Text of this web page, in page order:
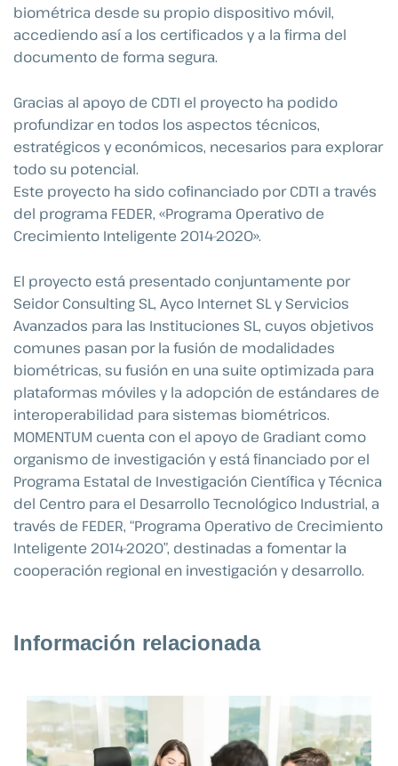
biométrica desde su propio dispositivo móvil,
accediendo así a los certificados y a la firma del
documento de forma segura.
Gracias al apoyo de CDTI el proyecto ha podido
profundizar en todos los aspectos técnicos,
estratégicos y económicos, necesarios para explorar
todo su potencial.
Este proyecto ha sido cofinanciado por CDTI a través
del programa FEDER, «Programa Operativo de
Crecimiento Inteligente 2014-2020».
El proyecto está presentado conjuntamente por
Seidor Consulting SL, Ayco Internet SL y Servicios
Avanzados para las Instituciones SL, cuyos objetivos
comunes pasan por la fusión de modalidades
biométricas, su fusión en una suite optimizada para
plataformas móviles y la adopción de estándares de
interoperabilidad para sistemas biométricos.
MOMENTUM cuenta con el apoyo de Gradiant como
organismo de investigación y está financiado por el
Programa Estatal de Investigación Científica y Técnica
del Centro para el Desarrollo Tecnológico Industrial, a
través de FEDER, “Programa Operativo de Crecimiento
Inteligente 2014-2020”, destinadas a fomentar la
cooperación regional en investigación y desarrollo.
Información relacionada